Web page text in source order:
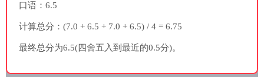
口语：6.5
计算总分：(7.0 + 6.5 + 7.0 + 6.5) / 4 = 6.75
最终总分为6.5(四舍五入到最近的0.5分)。